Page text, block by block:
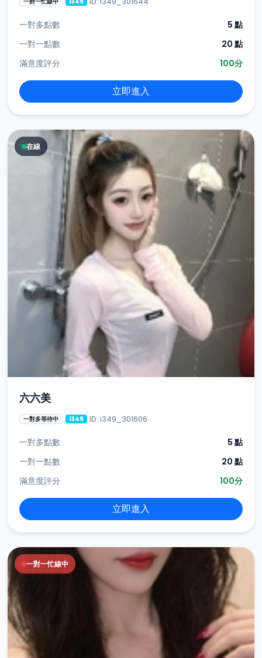
一對多點數
5 點
一對一點數
20 點
滿意度評分
100分
立即進入
在線
六六美
一對多等待中 i349 ID: i349_301606
一對多點數
5 點
一對一點數
20 點
滿意度評分
100分
立即進入
一對一忙線中